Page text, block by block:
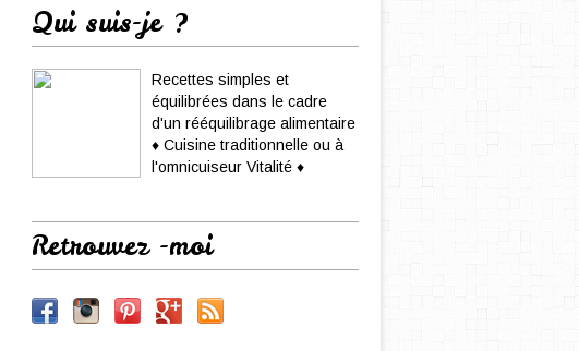
Qui suis-je ?
Recettes simples et
équilibrées dans le cadre
d'un rééquilibrage alimentaire
♦ Cuisine traditionnelle ou à
l'omnicuiseur Vitalité ♦
Retrouvez -moi